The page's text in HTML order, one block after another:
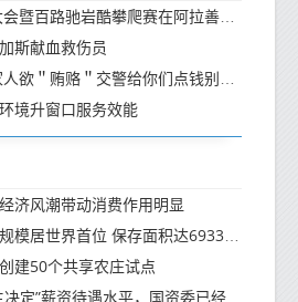
斯献血救伤员
境升窗口服务效能
济风潮带动消费作用明显
建50个共享农庄试点